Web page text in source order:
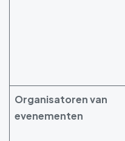
Organisatoren van
evenementen